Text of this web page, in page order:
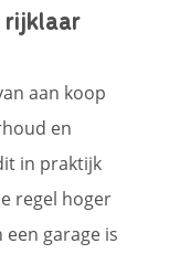
rijklaar
aan koop
en
in praktijk
regel hoger
garage is